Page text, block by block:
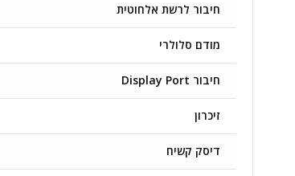
חיבור לרשת אלחוטית
מודם סלולרי
חיבור Display Port
זיכרון
דיסק קשיח